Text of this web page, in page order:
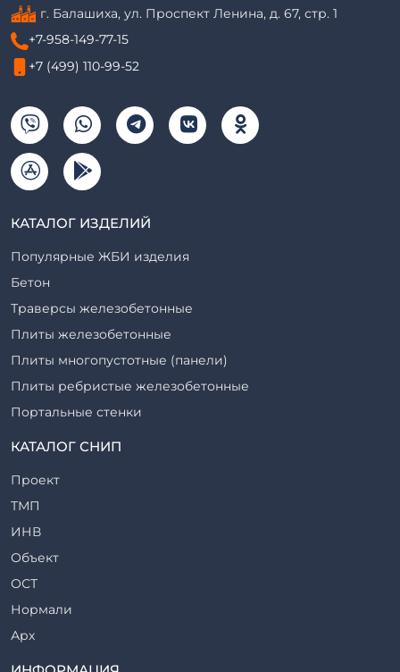
г. Балашиха, ул. Проспект Ленина, д. 67, стр. 1
+7-958-149-77-15
+7 (499) 110-99-52
КАТАЛОГ ИЗДЕЛИЙ
Популярные ЖБИ изделия
Бетон
Траверсы железобетонные
Плиты железобетонные
Плиты многопустотные (панели)
Плиты ребристые железобетонные
Портальные стенки
Прогоны железобетонные
Ригели железобетонные
Сваи железобетонные
Стеновые блоки
Стойки железобетонные
Столбы железобетонные
Закладные детали
Трубы железобетонные
КАТАЛОГ СНИП
Проект
ТМП
ИНВ
Объект
ОСТ
Нормали
Арх
ТР